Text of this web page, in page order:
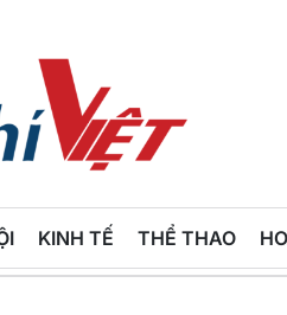
KINH TẾ THỂ THAO